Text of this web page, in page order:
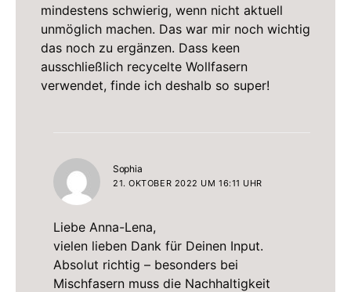
mindestens schwierig, wenn nicht aktuell
unmöglich machen. Das war mir noch wichtig
das noch zu ergänzen. Dass keen
ausschließlich recycelte Wollfasern
verwendet, finde ich deshalb so super!
Sophia
21. OKTOBER 2022 UM 16:11 UHR
Liebe Anna-Lena,
vielen lieben Dank für Deinen Input.
Absolut richtig – besonders bei
Mischfasern muss die Nachhaltigkeit